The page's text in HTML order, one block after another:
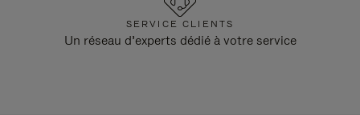
SERVICE CLIENTS
Un réseau d’experts dédié à votre service